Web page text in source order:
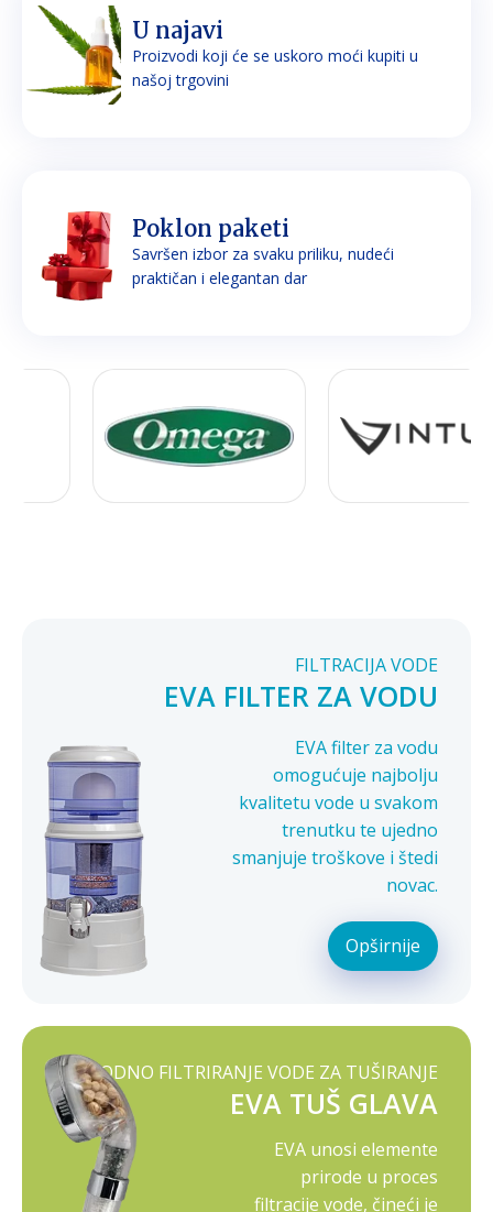
U najavi
Proizvodi koji će se uskoro moći kupiti u
našoj trgovini
Poklon paketi
Savršen izbor za svaku priliku, nudeći
praktičan i elegantan dar
FILTRACIJA VODE
EVA FILTER ZA VODU
EVA filter za vodu
omogućuje najbolju
kvalitetu vode u svakom
trenutku te ujedno
smanjuje troškove i štedi
novac.
Opširnije
PRIRODNO FILTRIRANJE VODE ZA TUŠIRANJE
EVA TUŠ GLAVA
EVA unosi elemente
prirode u proces
filtracije vode, čineći je